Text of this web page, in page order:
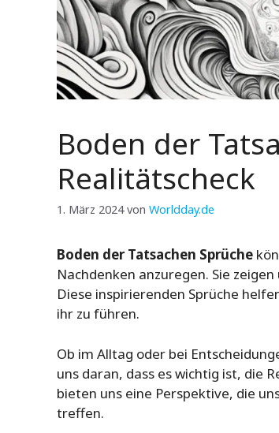
Boden der
Realitätscheck
1. März 2024 von Worldday.de
Boden der Tatsachen Sprüche
Nachdenken anzuregen. Sie
Diese inspirierenden Sprüche
ihr zu führen.
Ob im Alltag oder bei
uns daran, dass es wichtig ist, die
bieten uns eine Perspektive, die
treffen.